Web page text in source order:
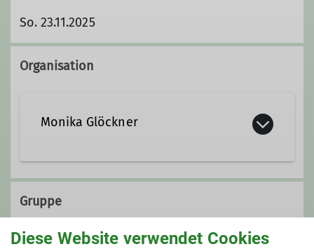
So. 23.11.2025
Organisation
Monika Glöckner
Ämter
Gruppenbetreuer*in KulTour-
Gruppe
Diese Website verwendet Cookies